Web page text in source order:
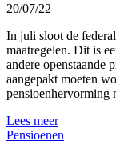
20/07/22
In juli sloot de
maatregelen. Dit is
andere openstaande
aangepakt moeten
pensioenhervorming
Lees meer
Pensioenen